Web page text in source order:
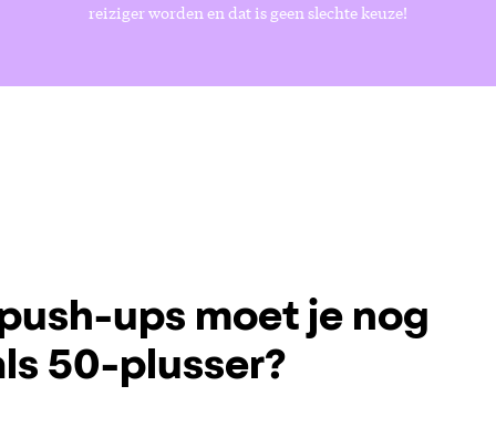
reiziger worden en dat is geen slechte keuze!
ups moet je nog
50-plusser?